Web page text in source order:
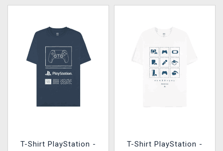
T-Shirt PlayStation -
T-Shirt PlayStation -